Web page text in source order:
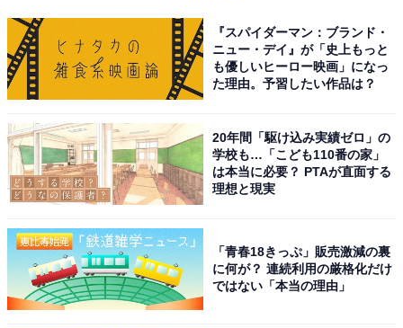
『スパイダーマン：ブランド・
ニュー・デイ』が「史上もっと
も優しいヒーロー映画」になっ
た理由。予習したい作品は？
20年間「駆け込み実績ゼロ」の
学校も…「こども110番の家」
は本当に必要？ PTAが直面する
理想と現実
「青春18きっぷ」販売激減の裏
に何が？ 連続利用の厳格化だけ
ではない「本当の理由」